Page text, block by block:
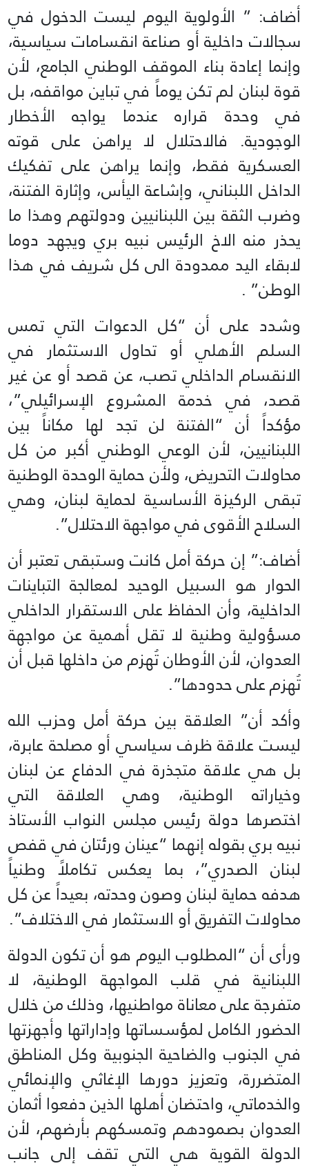
أضاف: ” الأولوية اليوم ليست الدخول في
سجالات داخلية أو صناعة انقسامات سياسية،
وإنما إعادة بناء الموقف الوطني الجامع، لأن
قوة لبنان لم تكن يوماً في تباين مواقفه، بل
في وحدة قراره عندما يواجه الأخطار
الوجودية. فالاحتلال لا يراهن على قوته
العسكرية فقط، وإنما يراهن على تفكيك
الداخل اللبناني، وإشاعة اليأس، وإثارة الفتنة،
وضرب الثقة بين اللبنانيين ودولتهم وهذا ما
يحذر منه الاخ الرئيس نبيه بري ويجهد دوما
لابقاء اليد ممدودة الى كل شريف في هذا
الوطن” .
وشدد على أن “كل الدعوات التي تمس
السلم الأهلي أو تحاول الاستثمار في
الانقسام الداخلي تصب، عن قصد أو عن غير
قصد، في خدمة المشروع الإسرائيلي”،
مؤكداً أن “الفتنة لن تجد لها مكاناً بين
اللبنانيين، لأن الوعي الوطني أكبر من كل
محاولات التحريض، ولأن حماية الوحدة الوطنية
تبقى الركيزة الأساسية لحماية لبنان، وهي
السلاح الأقوى في مواجهة الاحتلال”.
أضاف:” إن حركة أمل كانت وستبقى تعتبر أن
الحوار هو السبيل الوحيد لمعالجة التباينات
الداخلية، وأن الحفاظ على الاستقرار الداخلي
مسؤولية وطنية لا تقل أهمية عن مواجهة
العدوان، لأن الأوطان تُهزم من داخلها قبل أن
تُهزم على حدودها”.
وأكد أن” العلاقة بين حركة أمل وحزب الله
ليست علاقة ظرف سياسي أو مصلحة عابرة،
بل هي علاقة متجذرة في الدفاع عن لبنان
وخياراته الوطنية، وهي العلاقة التي
اختصرها دولة رئيس مجلس النواب الأستاذ
نبيه بري بقوله إنهما “عينان ورئتان في قفص
لبنان الصدري”، بما يعكس تكاملاً وطنياً
هدفه حماية لبنان وصون وحدته، بعيداً عن كل
محاولات التفريق أو الاستثمار في الاختلاف”.
ورأى أن “المطلوب اليوم هو أن تكون الدولة
اللبنانية في قلب المواجهة الوطنية، لا
متفرجة على معاناة مواطنيها، وذلك من خلال
الحضور الكامل لمؤسساتها وإداراتها وأجهزتها
في الجنوب والضاحية الجنوبية وكل المناطق
المتضررة، وتعزيز دورها الإغاثي والإنمائي
والخدماتي، واحتضان أهلها الذين دفعوا أثمان
العدوان بصمودهم وتمسكهم بأرضهم، لأن
الدولة القوية هي التي تقف إلى جانب